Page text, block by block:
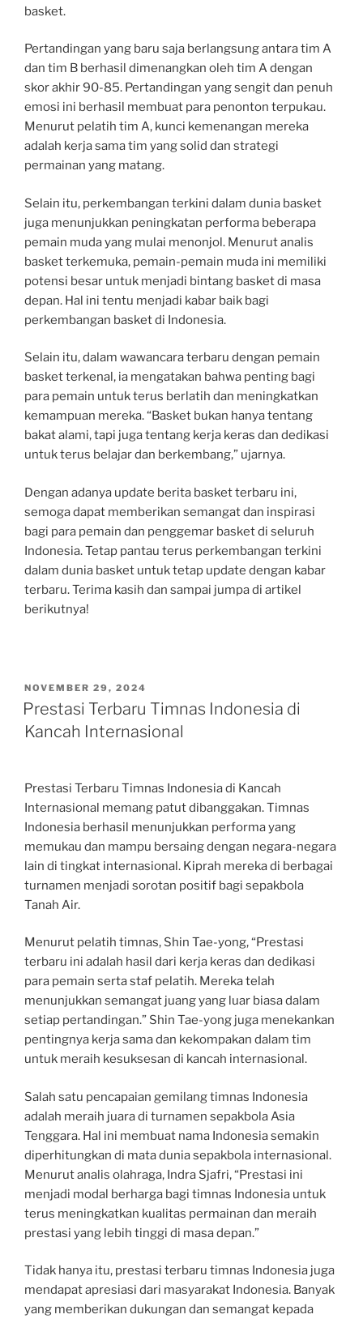
basket.
Pertandingan yang baru saja berlangsung antara tim A
dan tim B berhasil dimenangkan oleh tim A dengan
skor akhir 90-85. Pertandingan yang sengit dan penuh
emosi ini berhasil membuat para penonton terpukau.
Menurut pelatih tim A, kunci kemenangan mereka
adalah kerja sama tim yang solid dan strategi
permainan yang matang.
Selain itu, perkembangan terkini dalam dunia basket
juga menunjukkan peningkatan performa beberapa
pemain muda yang mulai menonjol. Menurut analis
basket terkemuka, pemain-pemain muda ini memiliki
potensi besar untuk menjadi bintang basket di masa
depan. Hal ini tentu menjadi kabar baik bagi
perkembangan basket di Indonesia.
Selain itu, dalam wawancara terbaru dengan pemain
basket terkenal, ia mengatakan bahwa penting bagi
para pemain untuk terus berlatih dan meningkatkan
kemampuan mereka. “Basket bukan hanya tentang
bakat alami, tapi juga tentang kerja keras dan dedikasi
untuk terus belajar dan berkembang,” ujarnya.
Dengan adanya update berita basket terbaru ini,
semoga dapat memberikan semangat dan inspirasi
bagi para pemain dan penggemar basket di seluruh
Indonesia. Tetap pantau terus perkembangan terkini
dalam dunia basket untuk tetap update dengan kabar
terbaru. Terima kasih dan sampai jumpa di artikel
berikutnya!
POSTED
ON
NOVEMBER 29, 2024
Prestasi Terbaru Timnas Indonesia di
Kancah Internasional
Prestasi Terbaru Timnas Indonesia di Kancah
Internasional memang patut dibanggakan. Timnas
Indonesia berhasil menunjukkan performa yang
memukau dan mampu bersaing dengan negara-negara
lain di tingkat internasional. Kiprah mereka di berbagai
turnamen menjadi sorotan positif bagi sepakbola
Tanah Air.
Menurut pelatih timnas, Shin Tae-yong, “Prestasi
terbaru ini adalah hasil dari kerja keras dan dedikasi
para pemain serta staf pelatih. Mereka telah
menunjukkan semangat juang yang luar biasa dalam
setiap pertandingan.” Shin Tae-yong juga menekankan
pentingnya kerja sama dan kekompakan dalam tim
untuk meraih kesuksesan di kancah internasional.
Salah satu pencapaian gemilang timnas Indonesia
adalah meraih juara di turnamen sepakbola Asia
Tenggara. Hal ini membuat nama Indonesia semakin
diperhitungkan di mata dunia sepakbola internasional.
Menurut analis olahraga, Indra Sjafri, “Prestasi ini
menjadi modal berharga bagi timnas Indonesia untuk
terus meningkatkan kualitas permainan dan meraih
prestasi yang lebih tinggi di masa depan.”
Tidak hanya itu, prestasi terbaru timnas Indonesia juga
mendapat apresiasi dari masyarakat Indonesia. Banyak
yang memberikan dukungan dan semangat kepada